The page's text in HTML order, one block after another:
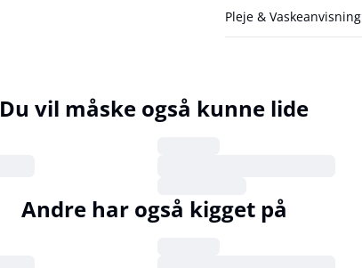
Pleje & Vaskeanvisning
Du vil måske også kunne lide
Andre har også kigget på